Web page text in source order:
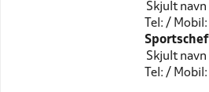
Skjult navn
Tel: / Mobil:
Sportschef
Skjult navn
Tel: / Mobil: